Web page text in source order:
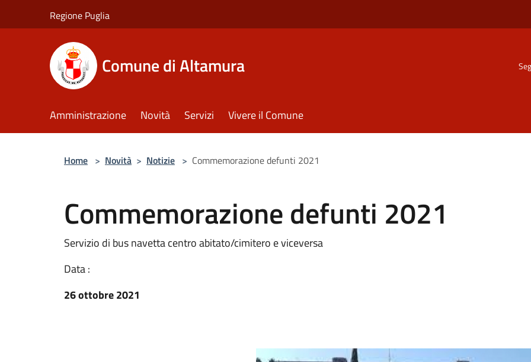
Regione Puglia
Comune di Altamura
Amministrazione Novità Servizi Vivere il Comune
Home > Novità > Notizie > Commemorazione defunti 2021
Commemorazione defunti 2021
Servizio di bus navetta centro abitato/cimitero e viceversa
Data :
26 ottobre 2021